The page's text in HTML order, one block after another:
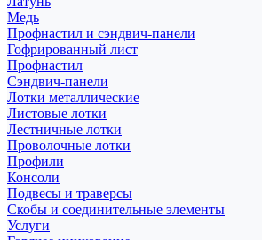
Медь
Профнастил и сэндвич-панели
Гофрированный лист
Профнастил
Сэндвич-панели
Лотки металлические
Листовые лотки
Лестничные лотки
Проволочные лотки
Профили
Консоли
Подвесы и траверсы
Скобы и соединительные элементы
Услуги